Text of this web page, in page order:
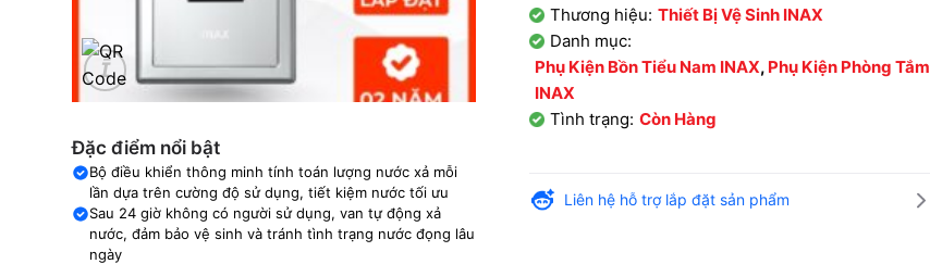
Đặc điểm nổi bật
Bộ điều khiển thông minh tính toán lượng nước xả mỗi
lần dựa trên cường độ sử dụng, tiết kiệm nước tối ưu
Sau 24 giờ không có người sử dụng, van tự động xả
nước, đảm bảo vệ sinh và tránh tình trạng nước đọng lâu
ngày
Thương hiệu: Thiết Bị Vệ Sinh INAX
Danh mục:
Phụ Kiện Bồn Tiểu Nam INAX, Phụ Kiện Phòng Tắm
INAX
Tình trạng: Còn Hàng
Liên hệ hỗ trợ lắp đặt sản phẩm